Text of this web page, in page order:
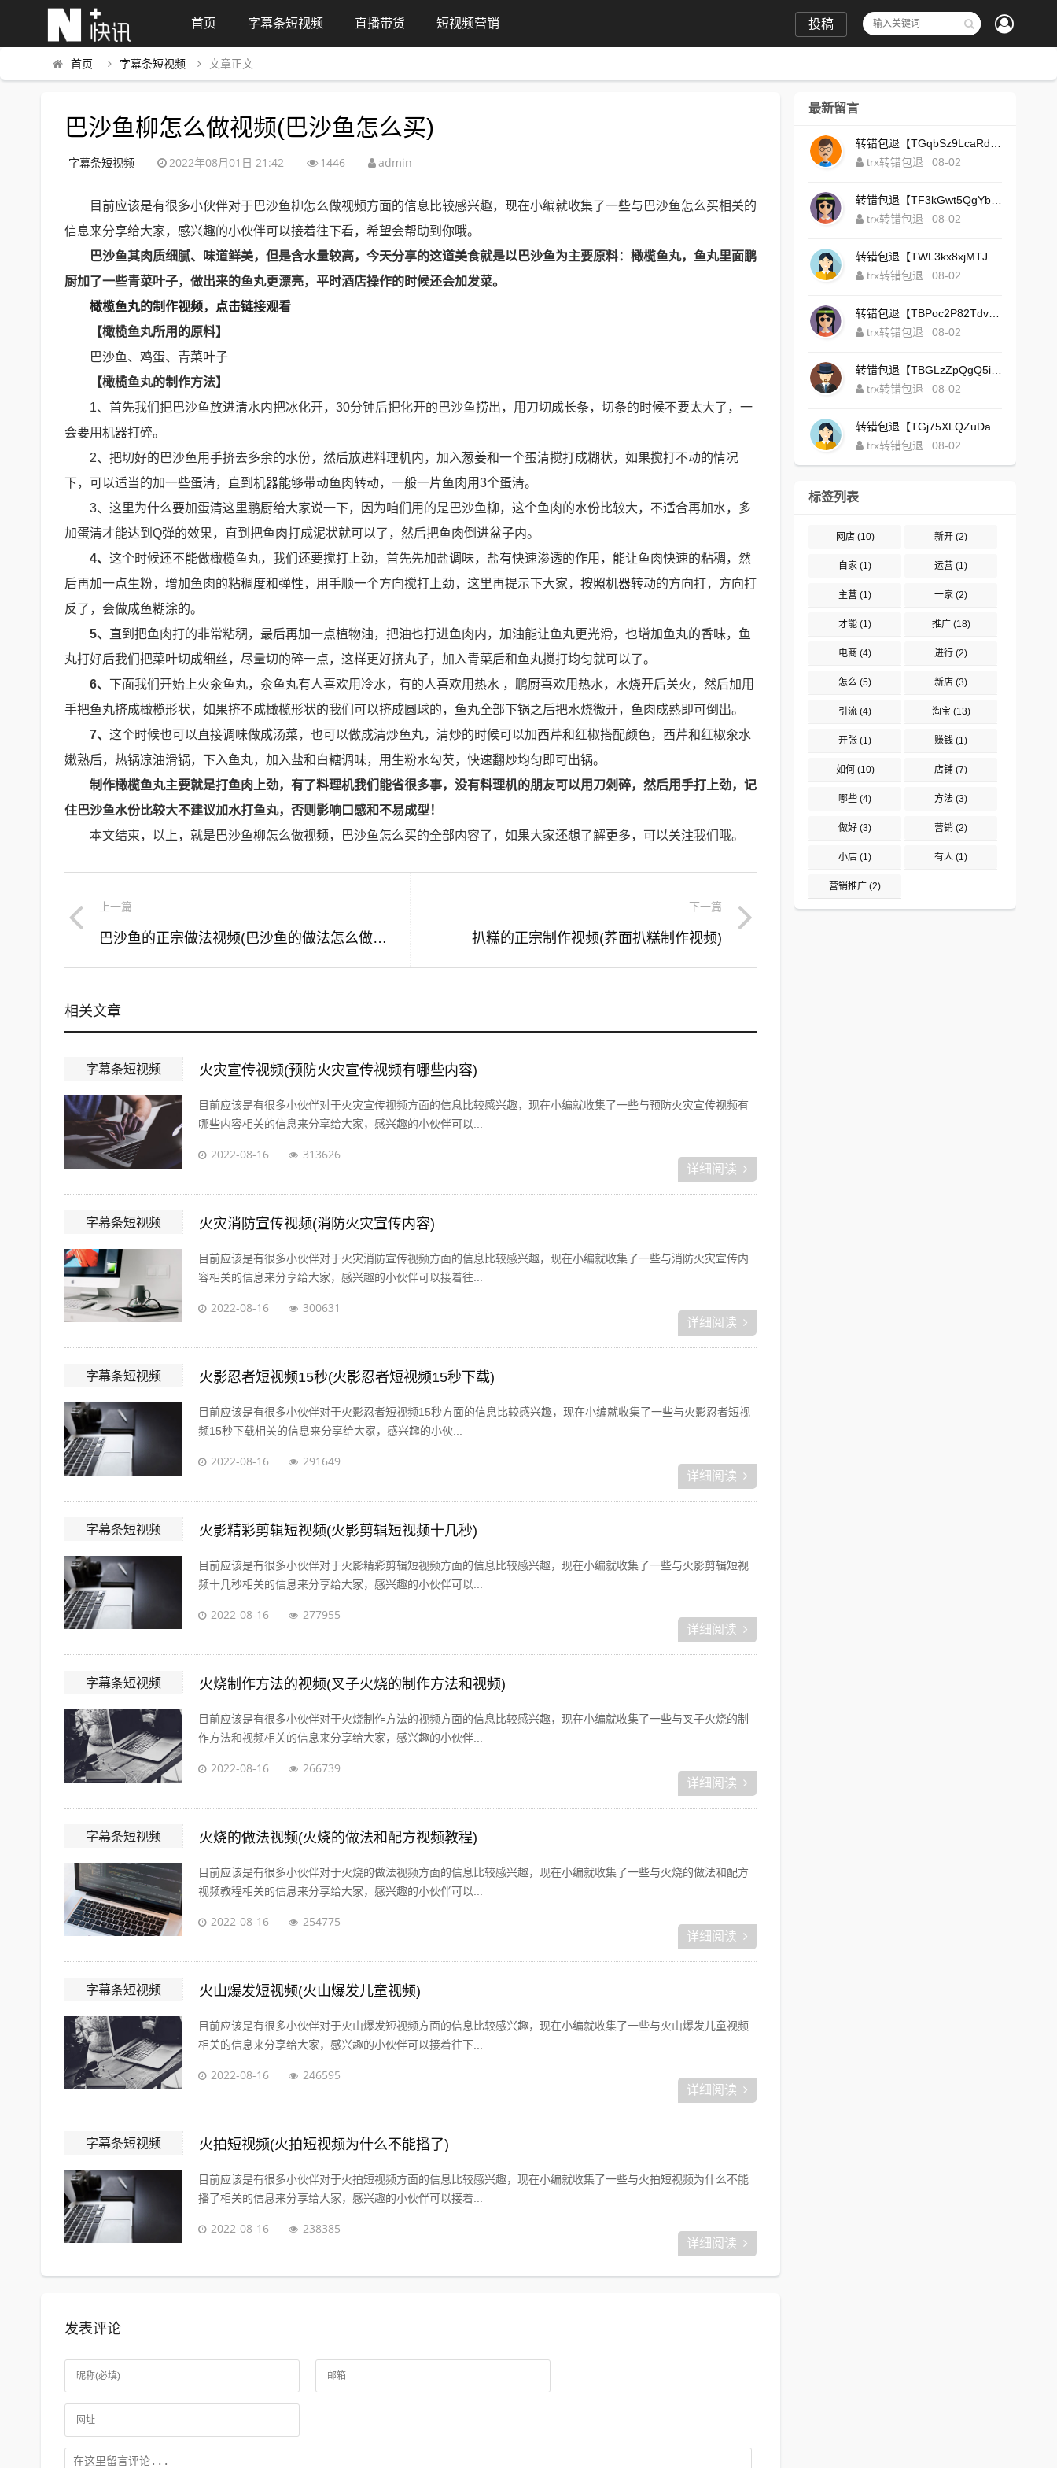
首页 字幕条短视频 直播带货 短视频营销 投稿
首页 字幕条短视频 文章正文
巴沙鱼柳怎么做视频(巴沙鱼怎么买)
字幕条短视频 2022年08月01日 21:42 1446 admin
目前应该是有很多小伙伴对于巴沙鱼柳怎么做视频方面的信息比较感兴趣，现在小编就收集了一些与巴沙鱼怎么买相关的
信息来分享给大家，感兴趣的小伙伴可以接着往下看，希望会帮助到你哦。
巴沙鱼其肉质细腻、味道鲜美，但是含水量较高，今天分享的这道美食就是以巴沙鱼为主要原料：橄榄鱼丸，鱼丸里面鹏
厨加了一些青菜叶子，做出来的鱼丸更漂亮，平时酒店操作的时候还会加发菜。
橄榄鱼丸的制作视频，点击链接观看
【橄榄鱼丸所用的原料】
巴沙鱼、鸡蛋、青菜叶子
【橄榄鱼丸的制作方法】
1、首先我们把巴沙鱼放进清水内把冰化开，30分钟后把化开的巴沙鱼捞出，用刀切成长条，切条的时候不要太大了，一
会要用机器打碎。
2、把切好的巴沙鱼用手挤去多余的水份，然后放进料理机内，加入葱姜和一个蛋清搅打成糊状，如果搅打不动的情况
下，可以适当的加一些蛋清，直到机器能够带动鱼肉转动，一般一片鱼肉用3个蛋清。
3、这里为什么要加蛋清这里鹏厨给大家说一下，因为咱们用的是巴沙鱼柳，这个鱼肉的水份比较大，不适合再加水，多
加蛋清才能达到Q弹的效果，直到把鱼肉打成泥状就可以了，然后把鱼肉倒进盆子内。
4、 这个时候还不能做橄榄鱼丸，我们还要搅打上劲，首先先加盐调味，盐有快速渗透的作用，能让鱼肉快速的粘稠，然
后再加一点生粉，增加鱼肉的粘稠度和弹性，用手顺一个方向搅打上劲，这里再提示下大家，按照机器转动的方向打，方向打
反了，会做成鱼糊涂的。
5、 直到把鱼肉打的非常粘稠，最后再加一点植物油，把油也打进鱼肉内，加油能让鱼丸更光滑，也增加鱼丸的香味，鱼
丸打好后我们把菜叶切成细丝，尽量切的碎一点，这样更好挤丸子，加入青菜后和鱼丸搅打均匀就可以了。
6、 下面我们开始上火汆鱼丸，汆鱼丸有人喜欢用冷水，有的人喜欢用热水 ，鹏厨喜欢用热水，水烧开后关火，然后加用
手把鱼丸挤成橄榄形状，如果挤不成橄榄形状的我们可以挤成圆球的，鱼丸全部下锅之后把水烧微开，鱼肉成熟即可倒出。
7、 这个时候也可以直接调味做成汤菜，也可以做成清炒鱼丸，清炒的时候可以加西芹和红椒搭配颜色，西芹和红椒汆水
嫩熟后，热锅凉油滑锅，下入鱼丸，加入盐和白糖调味，用生粉水勾芡，快速翻炒均匀即可出锅。
制作橄榄鱼丸主要就是打鱼肉上劲，有了料理机我们能省很多事，没有料理机的朋友可以用刀剁碎，然后用手打上劲，记
住巴沙鱼水份比较大不建议加水打鱼丸，否则影响口感和不易成型！
本文结束，以上，就是巴沙鱼柳怎么做视频，巴沙鱼怎么买的全部内容了，如果大家还想了解更多，可以关注我们哦。
上一篇
巴沙鱼的正宗做法视频(巴沙鱼的做法怎么做最好吃视频)
下一篇
扒糕的正宗制作视频(荞面扒糕制作视频)
相关文章
字幕条短视频 火灾宣传视频(预防火灾宣传视频有哪些内容)
目前应该是有很多小伙伴对于火灾宣传视频方面的信息比较感兴趣，现在小编就收集了一些与预防火灾宣传视频有
哪些内容相关的信息来分享给大家，感兴趣的小伙伴可以...
2022-08-16 313626
详细阅读
字幕条短视频 火灾消防宣传视频(消防火灾宣传内容)
目前应该是有很多小伙伴对于火灾消防宣传视频方面的信息比较感兴趣，现在小编就收集了一些与消防火灾宣传内
容相关的信息来分享给大家，感兴趣的小伙伴可以接着往...
2022-08-16 300631
详细阅读
字幕条短视频 火影忍者短视频15秒(火影忍者短视频15秒下载)
目前应该是有很多小伙伴对于火影忍者短视频15秒方面的信息比较感兴趣，现在小编就收集了一些与火影忍者短视
频15秒下载相关的信息来分享给大家，感兴趣的小伙...
2022-08-16 291649
详细阅读
字幕条短视频 火影精彩剪辑短视频(火影剪辑短视频十几秒)
目前应该是有很多小伙伴对于火影精彩剪辑短视频方面的信息比较感兴趣，现在小编就收集了一些与火影剪辑短视
频十几秒相关的信息来分享给大家，感兴趣的小伙伴可以...
2022-08-16 277955
详细阅读
字幕条短视频 火烧制作方法的视频(叉子火烧的制作方法和视频)
目前应该是有很多小伙伴对于火烧制作方法的视频方面的信息比较感兴趣，现在小编就收集了一些与叉子火烧的制
作方法和视频相关的信息来分享给大家，感兴趣的小伙伴...
2022-08-16 266739
详细阅读
字幕条短视频 火烧的做法视频(火烧的做法和配方视频教程)
目前应该是有很多小伙伴对于火烧的做法视频方面的信息比较感兴趣，现在小编就收集了一些与火烧的做法和配方
视频教程相关的信息来分享给大家，感兴趣的小伙伴可以...
2022-08-16 254775
详细阅读
字幕条短视频 火山爆发短视频(火山爆发儿童视频)
目前应该是有很多小伙伴对于火山爆发短视频方面的信息比较感兴趣，现在小编就收集了一些与火山爆发儿童视频
相关的信息来分享给大家，感兴趣的小伙伴可以接着往下...
2022-08-16 246595
详细阅读
字幕条短视频 火拍短视频(火拍短视频为什么不能播了)
目前应该是有很多小伙伴对于火拍短视频方面的信息比较感兴趣，现在小编就收集了一些与火拍短视频为什么不能
播了相关的信息来分享给大家，感兴趣的小伙伴可以接着...
2022-08-16 238385
详细阅读
发表评论
最新留言
trx转错包退
08-02
trx转错包退
08-02
trx转错包退
08-02
trx转错包退
08-02
trx转错包退
08-02
trx转错包退
08-02
标签列表
网店(10) 新开 (2)
自家 (1) 运营 (1)
主营 (1) 一家 (2)
才能 (1) 推广(18)
电商 (4) 进行 (2)
怎么 (5) 新店 (3)
引流 (4) 淘宝 (13)
开张 (1) 赚钱 (1)
如何 (10) 店铺 (7)
哪些 (4) 方法 (3)
做好 (3) 营销 (2)
小店 (1) 有人 (1)
营销推广 (2)